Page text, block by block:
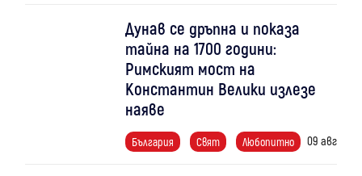
Дунав се дръпна и показа
тайна на 1700 години:
Римският мост на
Константин Велики излезе
наяве
България Свят Любопитно 09 авг